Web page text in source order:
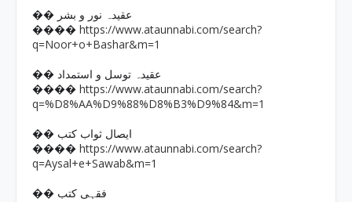
�� عقیدہ نور و بشر
���� https://www.ataunnabi.com/search?
q=Noor+o+Bashar&m=1
�� عقیدہ توسل و استمداد
���� https://www.ataunnabi.com/search?
q=%D8%AA%D9%88%D8%B3%D9%84&m=1
�� ایصال ثواب کتب
���� https://www.ataunnabi.com/search?
q=Aysal+e+Sawab&m=1
�� فقہی کتب